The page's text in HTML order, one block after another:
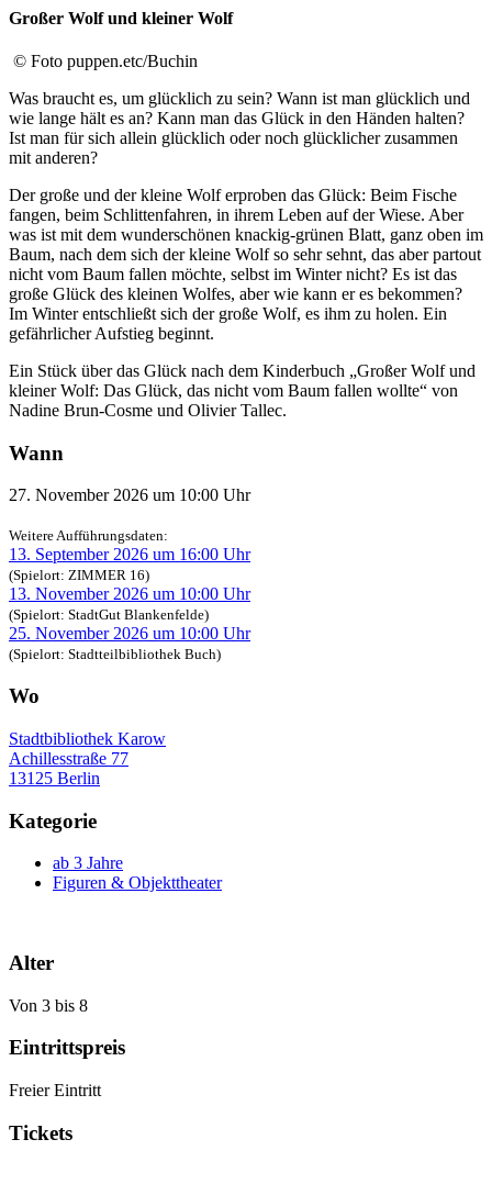
Großer Wolf und kleiner Wolf
© Foto puppen.etc/Buchin
Was braucht es, um glücklich zu sein? Wann ist man glücklich und
wie lange hält es an? Kann man das Glück in den Händen halten?
Ist man für sich allein glücklich oder noch glücklicher zusammen
mit anderen?
Der große und der kleine Wolf erproben das Glück: Beim Fische
fangen, beim Schlittenfahren, in ihrem Leben auf der Wiese. Aber
was ist mit dem wunderschönen knackig-grünen Blatt, ganz oben im
Baum, nach dem sich der kleine Wolf so sehr sehnt, das aber partout
nicht vom Baum fallen möchte, selbst im Winter nicht? Es ist das
große Glück des kleinen Wolfes, aber wie kann er es bekommen?
Im Winter entschließt sich der große Wolf, es ihm zu holen. Ein
gefährlicher Aufstieg beginnt.
Ein Stück über das Glück nach dem Kinderbuch „Großer Wolf und
kleiner Wolf: Das Glück, das nicht vom Baum fallen wollte“ von
Nadine Brun-Cosme und Olivier Tallec.
Wann
27. November 2026 um 10:00 Uhr
Weitere Aufführungsdaten:
13. September 2026 um 16:00 Uhr
(Spielort: ZIMMER 16)
13. November 2026 um 10:00 Uhr
(Spielort: StadtGut Blankenfelde)
25. November 2026 um 10:00 Uhr
(Spielort: Stadtteilbibliothek Buch)
Wo
Stadtbibliothek Karow
Achillesstraße 77
13125 Berlin
Kategorie
ab 3 Jahre
Figuren & Objekttheater
Alter
Von 3 bis 8
Eintrittspreis
Freier Eintritt
Tickets